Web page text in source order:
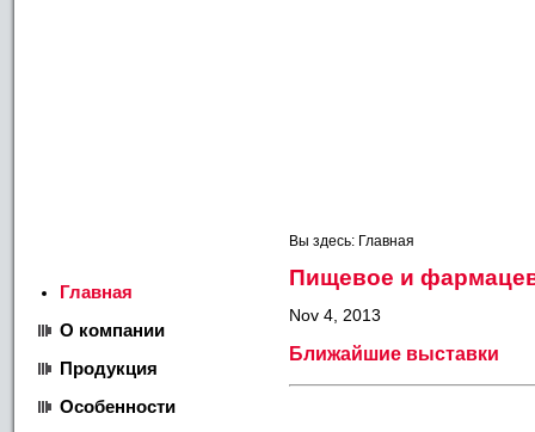
Вы здесь: Главная
Пищевое и
Nov 4, 2013
Ближайшие выставки
Главная
О компании
Продукция
Особенности